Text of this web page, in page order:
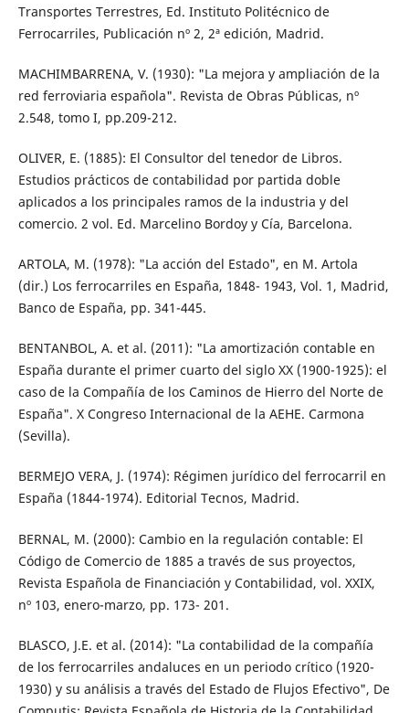
Transportes Terrestres, Ed. Instituto Politécnico de
Ferrocarriles, Publicación nº 2, 2ª edición, Madrid.
MACHIMBARRENA, V. (1930): "La mejora y ampliación de la
red ferroviaria española". Revista de Obras Públicas, nº
2.548, tomo I, pp.209-212.
OLIVER, E. (1885): El Consultor del tenedor de Libros.
Estudios prácticos de contabilidad por partida doble
aplicados a los principales ramos de la industria y del
comercio. 2 vol. Ed. Marcelino Bordoy y Cía, Barcelona.
ARTOLA, M. (1978): "La acción del Estado", en M. Artola
(dir.) Los ferrocarriles en España, 1848- 1943, Vol. 1, Madrid,
Banco de España, pp. 341-445.
BENTANBOL, A. et al. (2011): "La amortización contable en
España durante el primer cuarto del siglo XX (1900-1925): el
caso de la Compañía de los Caminos de Hierro del Norte de
España". X Congreso Internacional de la AEHE. Carmona
(Sevilla).
BERMEJO VERA, J. (1974): Régimen jurídico del ferrocarril en
España (1844-1974). Editorial Tecnos, Madrid.
BERNAL, M. (2000): Cambio en la regulación contable: El
Código de Comercio de 1885 a través de sus proyectos,
Revista Española de Financiación y Contabilidad, vol. XXIX,
nº 103, enero-marzo, pp. 173- 201.
BLASCO, J.E. et al. (2014): "La contabilidad de la compañía
de los ferrocarriles andaluces en un periodo crítico (1920-
1930) y su análisis a través del Estado de Flujos Efectivo", De